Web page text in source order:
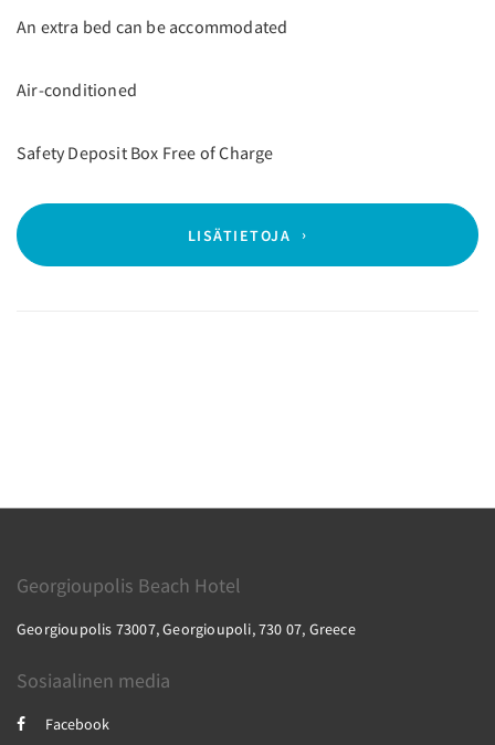
An extra bed can be accommodated
Air-conditioned
Safety Deposit Box Free of Charge
LISÄTIETOJA
Georgioupolis Beach Hotel
Georgioupolis 73007, Georgioupoli, 730 07, Greece
Sosiaalinen media
Facebook